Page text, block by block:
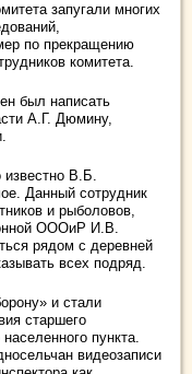
запугали многих
по прекращению
комитета.
был написать
А.Г. Дюмину,
известно В.Б.
Данный сотрудник
и рыболовов,
ОООиР И.В.
рядом с деревней
всех подряд.
и стали
старшего
пункта.
видеозаписи